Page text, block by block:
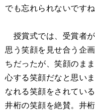
でも忘れられないです
授賞式では、受賞者
思う笑顔を見せ合う企
ちだったが、笑顔のま
心する笑顔だなと思い
なれる笑顔をされてい
井桁の笑顔を絶賛。井